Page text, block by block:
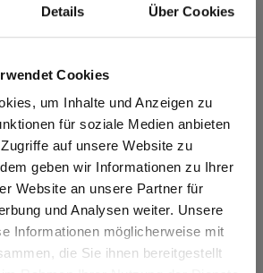
Details Über Cookies
Cookies
um Inhalte und Anzeigen zu
für soziale Medien anbieten
auf unsere Website zu
geben wir Informationen zu Ihrer
Website an unsere Partner für
und Analysen weiter. Unsere
Informationen möglicherweise mit
die Sie ihnen bereitgestellt
in the États-Unis?
pas de sens de fil.
S 8005-Y80R
proche: 3-40-61-85
du produit
Facile à nettoyer
chocs Résistant aux rayures